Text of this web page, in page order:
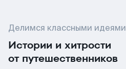
Делимся классными идеями
Истории и хитрости
от путешественников